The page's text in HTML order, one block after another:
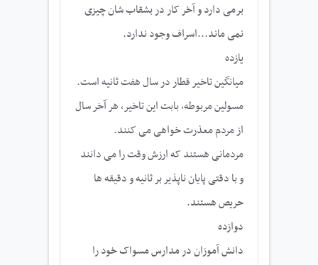
برمی دارد و آخر کار در بشقاب شان چیزی
نمی ماند...اسراف وجود ندارد.
یازده
میانگین تاخیر قطار در سال هفت ثانیه است.
مسولین مربوطه، بابت این تاخیر، هر آخر سال
از مردم معذرت خواهی می کنند.
مردمانی هستند که ارزش وقت را می دانند
و با دقتی پایان ناپذیر بر ثانیه و دقیقه ها
حریص هستند.
دوازده
دانش آموزان در مدارس مسواک خود را